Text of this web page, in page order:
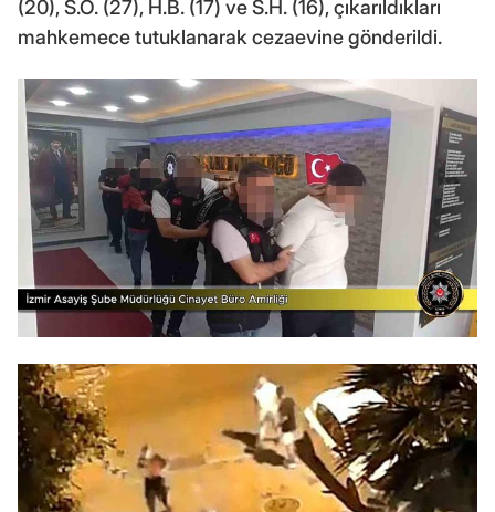
(20), S.Ö. (27), H.B. (17) ve S.H. (16), çıkarıldıkları
mahkemece tutuklanarak cezaevine gönderildi.